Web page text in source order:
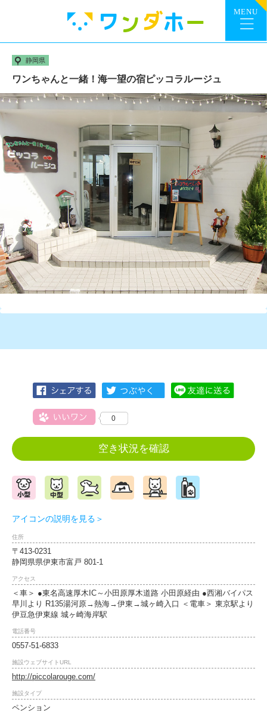
静岡県
ワンちゃんと一緒！海一望の宿ピッコラルージュ
0
空き状況を確認
アイコンの説明を見る＞
住所
〒413-0231
静岡県県伊東市富戸 801-1
アクセス
＜車＞ ●東名高速厚木IC～小田原厚木道路 小田原経由 ●西湘バイパス
早川より R135湯河原→熱海→伊東→城ヶ崎入口 ＜電車＞ 東京駅より
伊豆急伊東線 城ヶ崎海岸駅
電話番号
0557-51-6833
施設ウェブサイトURL
http://piccolarouge.com/
施設タイプ
ペンション